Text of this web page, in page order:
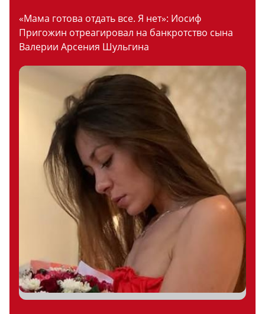
«Мама готова отдать все. Я нет»: Иосиф
Пригожин отреагировал на банкротство сына
Валерии Арсения Шульгина